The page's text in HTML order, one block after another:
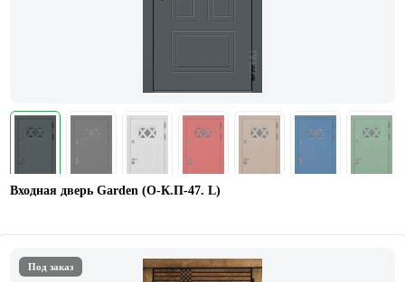
Входная дверь Garden (О-К.П-47. L)
Под заказ